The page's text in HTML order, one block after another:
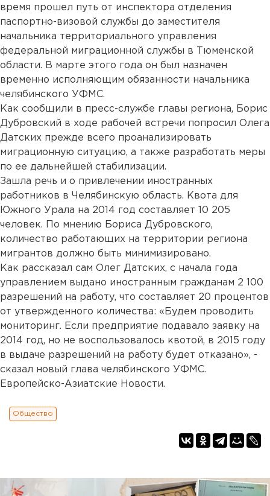
время прошел путь от инспектора отделения
паспортно-визовой службы до заместителя
начальника территориального управления
федеральной миграционной службы в Тюменской
области. В марте этого года он был назначен
временно исполняющим обязанности начальника
челябинского УФМС.
Как сообщили в пресс-службе главы региона, Борис
Дубровский в ходе рабочей встречи попросил Олега
Датских прежде всего проанализировать
миграционную ситуацию, а также разработать меры
по ее дальнейшей стабилизации.
Зашла речь и о привлечении иностранных
работников в Челябинскую область. Квота для
Южного Урала на 2014 год составляет 10 205
человек. По мнению Бориса Дубровского,
количество работающих на территории региона
мигрантов должно быть минимизировано.
Как рассказал сам Олег Датских, с начала года
управлением выдано иностранным гражданам 2 100
разрешений на работу, что составляет 20 процентов
от утвержденного количества: «Будем проводить
мониторинг. Если предприятие подавало заявку на
2014 год, но не воспользовалось квотой, в 2015 году
в выдаче разрешений на работу будет отказано», -
сказал новый глава челябинского УФМС.
Европейско-Азиатские Новости.
Общество